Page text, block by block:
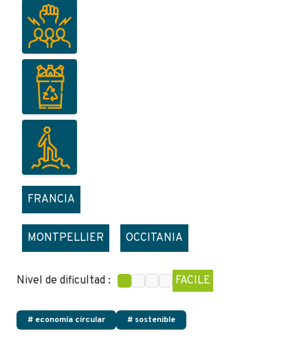
FRANCIA
MONTPELLIER OCCITANIA
Nivel de dificultad : FACILE
# economía circular # sostenible